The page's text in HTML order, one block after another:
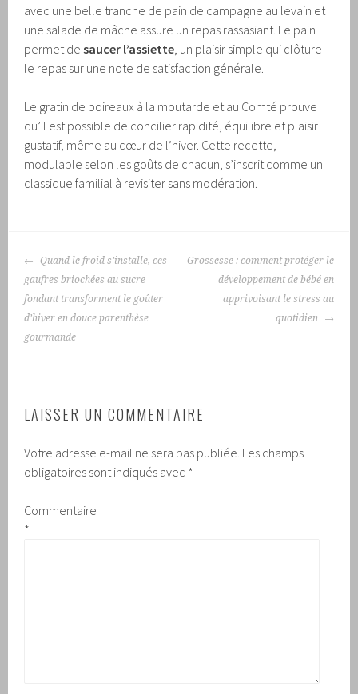
avec une belle tranche de pain de campagne au levain et
une salade de mâche assure un repas rassasiant. Le pain
permet desaucer l’assiette , un plaisir simple qui clôture
le repas sur une note de satisfaction générale.
Le gratin de poireaux à la moutarde et au Comté prouve
qu’il est possible de concilier rapidité, équilibre et plaisir
gustatif, même au cœur de l’hiver. Cette recette,
modulable selon les goûts de chacun, s’inscrit comme un
classique familial à revisiter sans modération.
NAVIGATION
DES
ARTICLES
Quand le froid s’installe, ces
gaufres briochées au sucre
fondant transforment le goûter
d’hiver en douce parenthèse
gourmande
Grossesse : comment protéger le
développement de bébé en
apprivoisant le stress au
quotidien
LAISSER UN COMMENTAIRE
Votre adresse e-mail ne sera pas publiée. Les champs
obligatoires sont indiqués avec *
Commentaire
*